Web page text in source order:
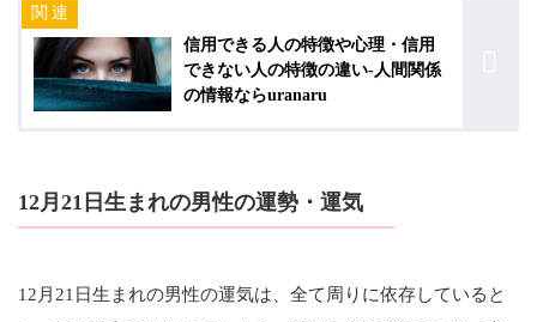
信用できる人の特徴や心理・信用
できない人の特徴の違い-人間関係
の情報ならuranaru
12月21日生まれの男性の運勢・運気
12月21日生まれの男性の運気は、全て周りに依存していると